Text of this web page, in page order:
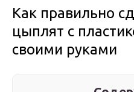
Как правильно
цыплят с
своими руками